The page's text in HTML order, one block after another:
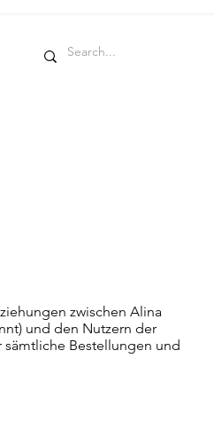
zwischen Alina
und den Nutzern der
Bestellungen und